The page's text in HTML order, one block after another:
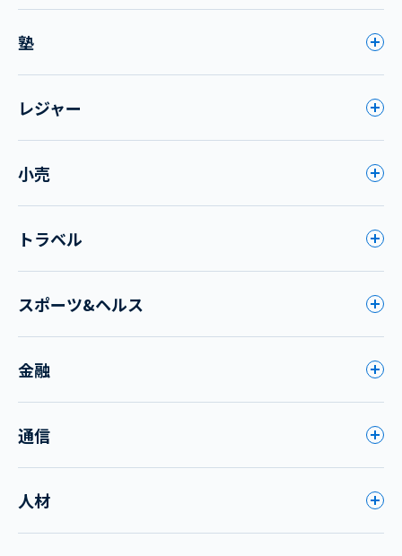
塾
レジャー
小売
トラベル
スポーツ&ヘルス
金融
通信
人材